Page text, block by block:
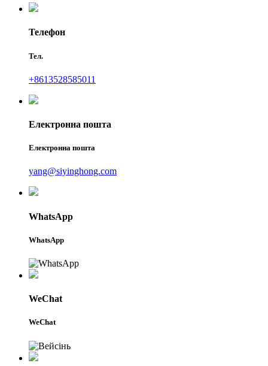
Телефон
Тел.
+8613528585011
Електронна пошта
Електронна пошта
yang@siyinghong.com
WhatsApp
WhatsApp
WeChat
WeChat